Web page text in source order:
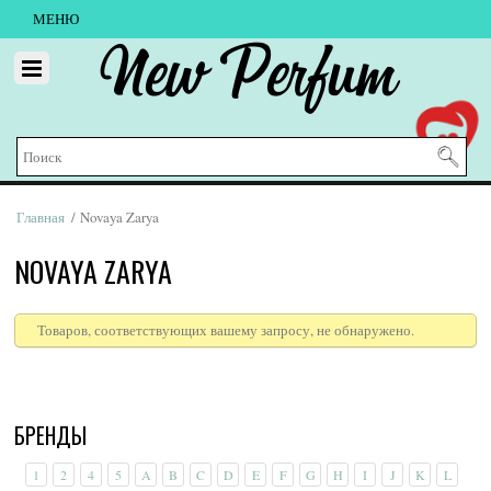
МЕНЮ
New Perfum
Главная / Novaya Zarya
NOVAYA ZARYA
Товаров, соответствующих вашему запросу, не обнаружено.
БРЕНДЫ
1 2 4 5 A B C D E F G H I J K
L